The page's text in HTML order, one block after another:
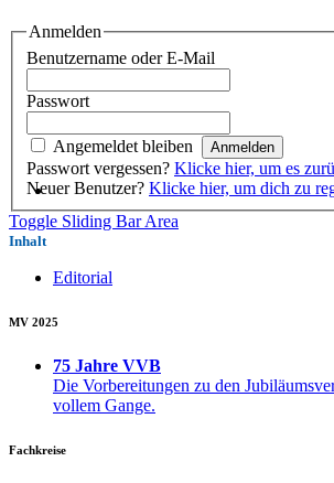
Anmelden
Benutzername oder E-Mail
Passwort
Angemeldet bleiben
Passwort vergessen? Klicke hier, um es
Neuer Benutzer? Klicke hier, um dich zu
Toggle Sliding Bar Area
Inhalt
Editorial
MV 2025
75 Jahre VVB
Die Vorbereitungen zu den
vollem Gange.
Fachkreise